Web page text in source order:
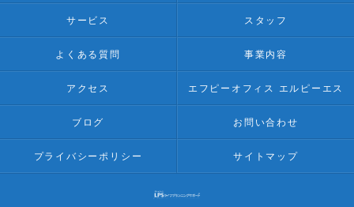
サービス スタッフ
よくある質問 事業内容
アクセス エフピーオフィス エルピーエス
ブログ お問い合わせ
プライバシーポリシー サイトマップ